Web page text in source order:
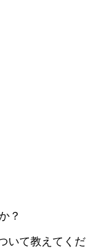
？
いて教えてくだ